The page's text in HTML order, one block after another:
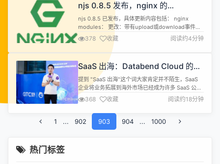
njs 0.8.5 发布，nginx 的
JavaScript 脚本语言
njs 0.8.5 已发布，具体更新内容包括： nginx
modules： 更改：带有upload或download事件类
型的r.variables.var、r.requestText、
r.responseText、s.variables.var和s.on()回调的
data参数现在会将 UTF-8 编码无效的字节转换为替
换字符。处理二进制数据时，建议改用r...
378 收藏 阅读约4分钟
SaaS 出海：Databend Cloud 的定
位与实践
提到 "SaaS 出海"这个词大家肯定并不陌生，SaaS
企业将业务拓展到海外市场已经成为许多 SaaS 公司
的重要战略方向。随着企业对于灵活性、可扩展性以
及成本效益需求的不断增长， SaaS 模式提供了理想
的解决方案。对于寻求出海机会的 SaaS 企业来说，
全球化市场的巨大潜力尤为吸引人。在许多地区，尤
其是发展中市场， SaaS 服务的普及率还远远没有饱
368 收藏 阅读约18分钟
1 ... 902 903 904 ... 1000
热门标签